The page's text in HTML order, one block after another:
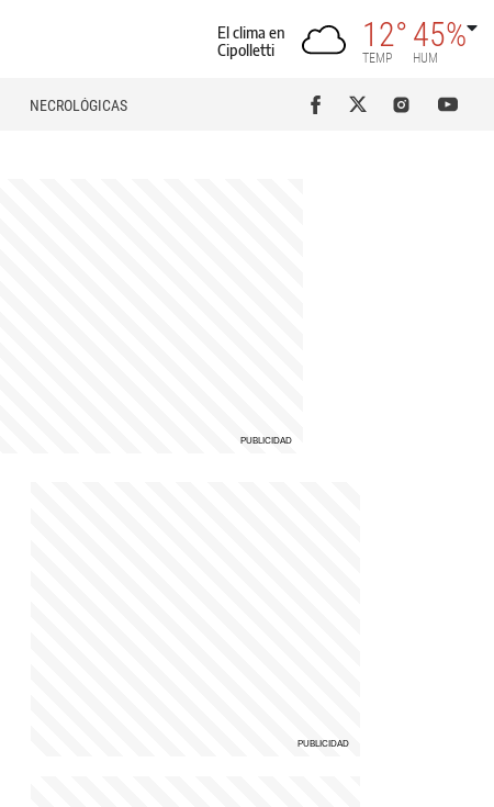
El clima en
Cipolletti
12°
TEMP
45%
HUM
NECROLÓGICAS